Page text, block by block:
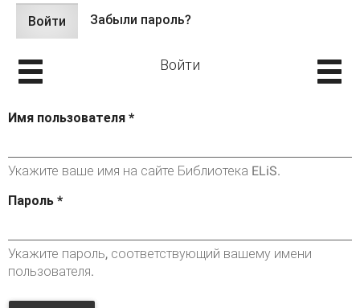
Главные вкладки
Войти (активная
вкладка)
Забыли пароль?
Войти
Имя пользователя *
Укажите ваше имя на сайте Библиотека ELiS.
Пароль *
Укажите пароль, соответствующий вашему имени
пользователя.